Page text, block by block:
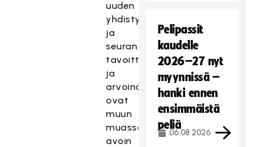
uuden
yhdistyksen
ja
seuran
tavoitteina
ja
arvoina
ovat
muun
muassa
avoin
Pelipassit
kaudelle
2026–27 nyt
myynnissä –
hanki ennen
ensimmäistä
peliä
06.08.2026